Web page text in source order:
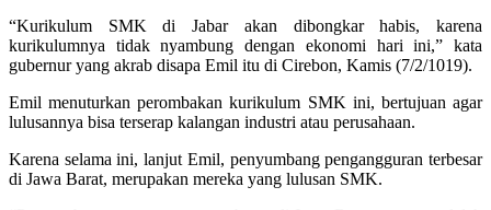
“Kurikulum SMK di Jabar akan dibongkar habis, karena
kurikulumnya tidak nyambung dengan ekonomi hari ini,” kata
gubernur yang akrab disapa Emil itu di Cirebon, Kamis (7/2/1019).
Emil menuturkan perombakan kurikulum SMK ini, bertujuan agar
lulusannya bisa terserap kalangan industri atau perusahaan.
Karena selama ini, lanjut Emil, penyumbang pengangguran terbesar
di Jawa Barat, merupakan mereka yang lulusan SMK.